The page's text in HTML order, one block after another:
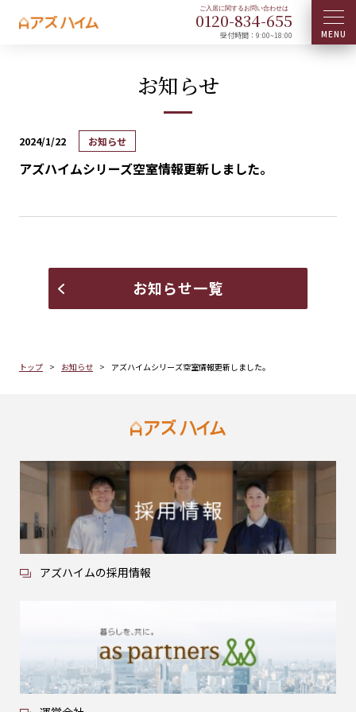
0120-834-655
受付時間：9:00~18:00
トップ お知らせ アズハイムシリーズ空室情報更新しました。
お知らせ
2024/1/22 お知らせ
アズハイムシリーズ空室情報更新しました。
お知らせ一覧
アズハイムの採用情報